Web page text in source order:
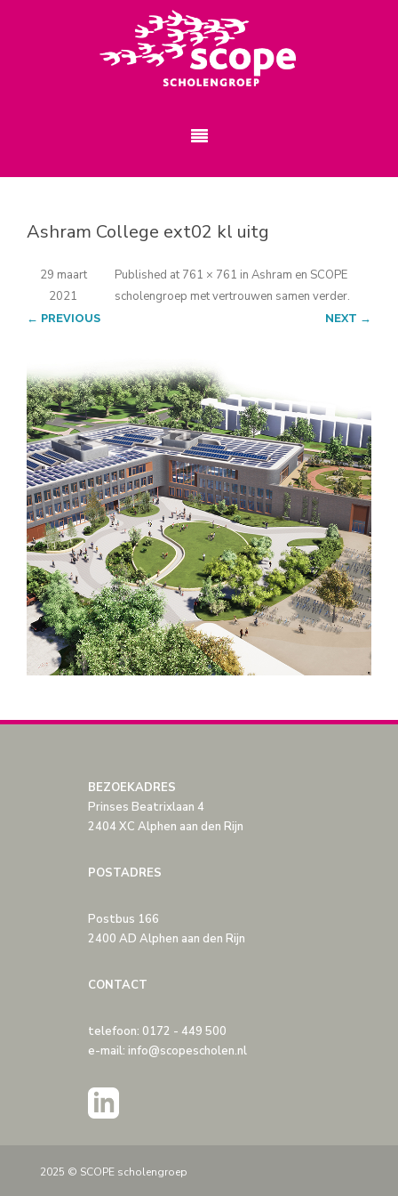
Ashram College ext02 kl uitg
Published
29 maart
2021
at 761 × 761 in Ashram en SCOPE
scholengroep met vertrouwen samen verder.
← PREVIOUS NEXT →
BEZOEKADRES
Prinses Beatrixlaan 4
2404 XC Alphen aan den Rijn
POSTADRES
Postbus 166
2400 AD Alphen aan den Rijn
CONTACT
telefoon: 0172 - 449 500
e-mail: info@scopescholen.nl
2025 © SCOPE scholengroep